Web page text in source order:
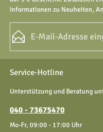
Informationen zu Neuheiten,
Datenschutz
Ich habe die
genommen und dieAGB
Die mit einem Stern (*)
Service-Hotline
Unterstützung und Beratung
040 - 73675470
Mo-Fr, 09:00 - 17:00 Uhr